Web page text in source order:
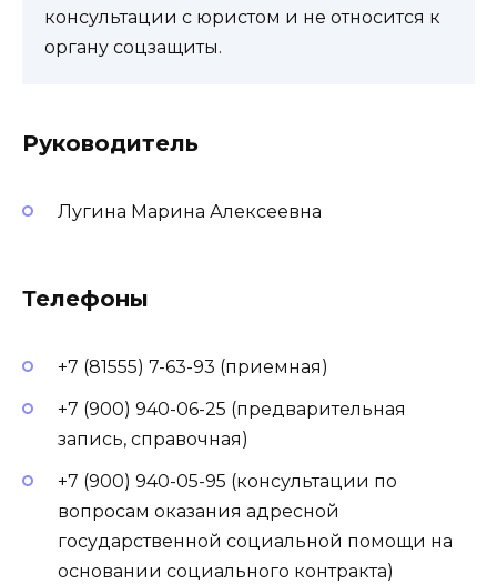
консультации с юристом и не относится к
органу соцзащиты.
Руководитель
Лугина Марина Алексеевна
Телефоны
+7 (81555) 7-63-93 (приемная)
+7 (900) 940-06-25 (предварительная
запись, справочная)
+7 (900) 940-05-95 (консультации по
вопросам оказания адресной
государственной социальной помощи на
основании социального контракта)